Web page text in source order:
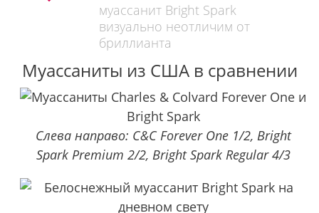
муассанит Bright Spark
визуально неотличим от
бриллианта
Муассаниты из США в сравнении
Слева направо: C&C Forever One 1/2, Bright
Spark Premium 2/2, Bright Spark Regular 4/3